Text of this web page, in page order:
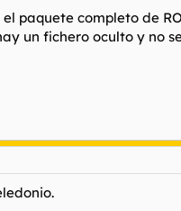
paquete completo de
un fichero oculto y no